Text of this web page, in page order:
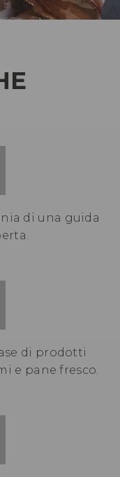
di una guida
di prodotti
e pane fresco.